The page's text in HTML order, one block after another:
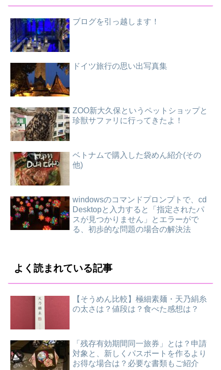
ブログを引っ越します！
ドイツ旅行の思い出写真集
ZOO新大久保というペットショップと
珍獣サファリに行ってきたよ！
ベトナムで購入した袋めん紹介(その
他)
windowsのコマンドプロンプトで、cd
Desktopと入力すると「指定されたパ
スが見つかりません」とエラーがで
る、初歩的な問題の場合の解決法
よく読まれている記事
【そうめん比較】極細素麺・天乃絹糸
の太さは？値段は？食べた感想は？
「残存有効期間同一旅券」とは？申請
対象と、新しくパスポートを作るより
お得な場合は？必要な書類もご紹介